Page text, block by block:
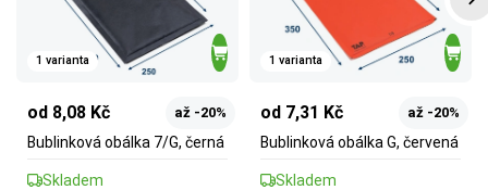
1 varianta
od 8,08 Kč až -20%
Bublinková obálka 7/G, černá
Skladem
1 varianta
od 7,31 Kč až -20%
Bublinková obálka G, červená
Skladem